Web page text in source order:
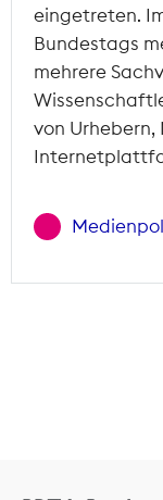
eingetreten.
Bundestags
mehrere
von